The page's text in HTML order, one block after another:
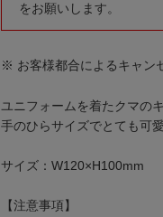
をお願いします。
※ お客様都合によるキャン
ユニフォームを着たクマの
手のひらサイズでとても可
サイズ：W120×H100mm
【注意事項】